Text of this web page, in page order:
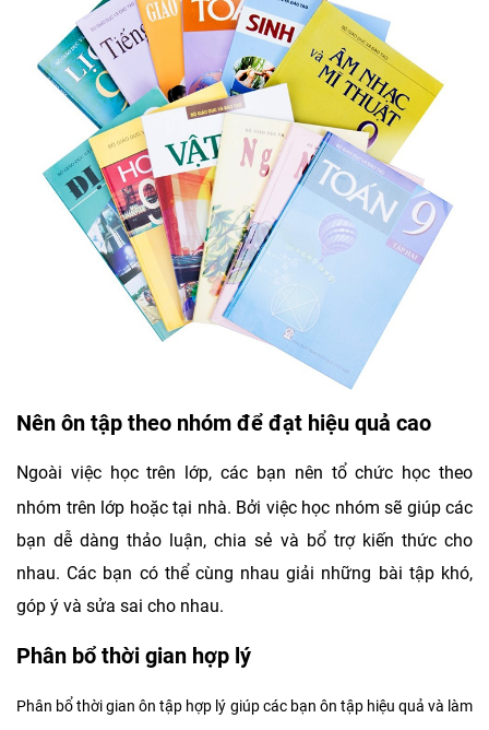
Nên ôn tập theo nhóm để đạt hiệu quả cao
Ngoài việc học trên lớp, các bạn nên tổ chức học theo
nhóm trên lớp hoặc tại nhà. Bởi việc học nhóm sẽ giúp các
bạn dễ dàng thảo luận, chia sẻ và bổ trợ kiến thức cho
nhau. Các bạn có thể cùng nhau giải những bài tập khó,
góp ý và sửa sai cho nhau.
Phân bổ thời gian hợp lý
Phân bổ thời gian ôn tập hợp lý giúp các bạn ôn tập hiệu quả và làm